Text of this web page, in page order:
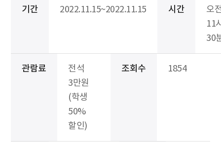
기간 2022.11.15~2022.11.15 시간
오
11
30
관람료
전석
3만원
(학생
50%
할인)
조회수 1854